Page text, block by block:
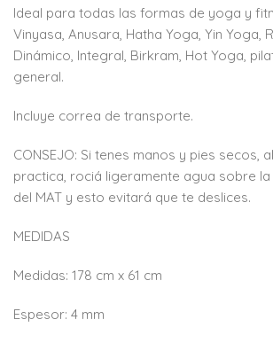
Ideal para todas las formas de yoga y
Vinyasa, Anusara, Hatha Yoga, Yin Yoga,
Dinámico, Integral, Birkram, Hot Yoga,
general.
Incluye correa de transporte.
CONSEJO: Si tenes manos y pies secos,
practica, rociá ligeramente agua sobre
del MAT y esto evitará que te deslices.
MEDIDAS
Medidas: 178 cm x 61 cm
Espesor: 4 mm